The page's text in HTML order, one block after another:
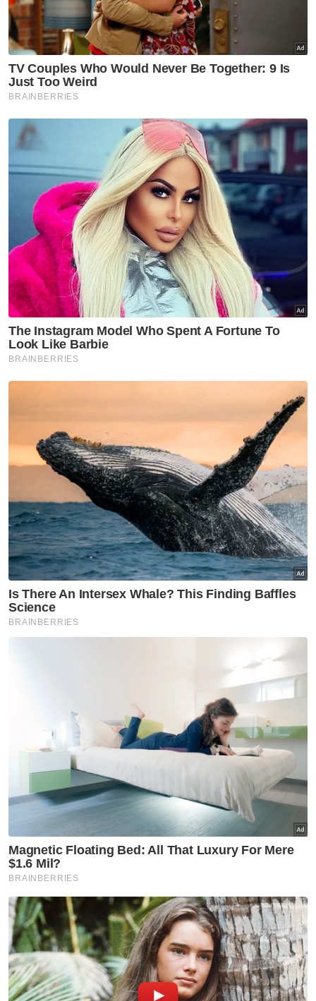
Artikel Disyorkan
Kolej Mara Banting bentuk
generasi berprinsip, bukan
sekadar cemerlang akademik
Rasuah Busters
KHSB, Rasuah Busters jalin
kerjasama PSA perkasa budaya
antirasuah
Rasuah Busters
Usaha perkasa integriti perlu
komitmen semua agensi -
JBPM
Rasuah Busters
integriti